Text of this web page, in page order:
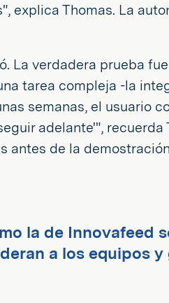
explica Thomas. La
La verdadera prueba
tarea compleja -la
semanas, el usuario
adelante'",
antes de la
la de Innovafeed
a los equipos